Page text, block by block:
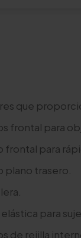
que
frontal para
frontal para
plano trasero.
para
de rejilla